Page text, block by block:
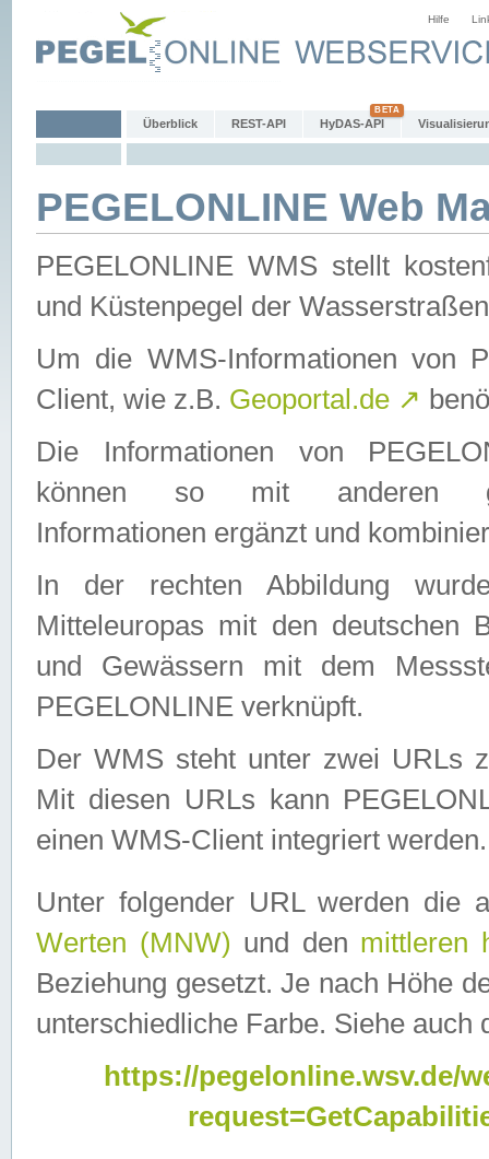
Hilfe
Überblick REST-API HyDAS-API
PEGELONLINE Web
PEGELONLINE WMS stellt
und Küstenpegel der
Um die WMS-Informationen von
Client, wie z.B. Geoportal.de ↗
Die Informationen von
können so mit anderen
Informationen ergänzt und
In der rechten Abbildung
Mitteleuropas mit den deutschen
und Gewässern mit dem
PEGELONLINE verknüpft.
Der WMS steht unter zwei URLs
Mit diesen URLs kann
einen WMS-Client integriert werden.
Unter folgender URL werden die
Werten (MNW) und den mittleren
Beziehung gesetzt. Je nach Höhe
unterschiedliche Farbe. Siehe auch
https://pegelonline.wsv.de/